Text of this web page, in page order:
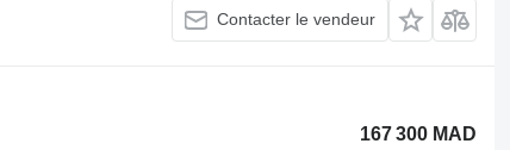
Contacter le vendeur
167 300 MAD